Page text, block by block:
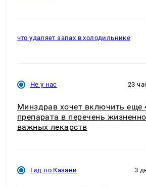
что удаляет запах в холодильнике
Не у нас 23
Минздрав хочет включить еще
препарата в перечень жизненно
важных лекарств
Гид по Казани 3